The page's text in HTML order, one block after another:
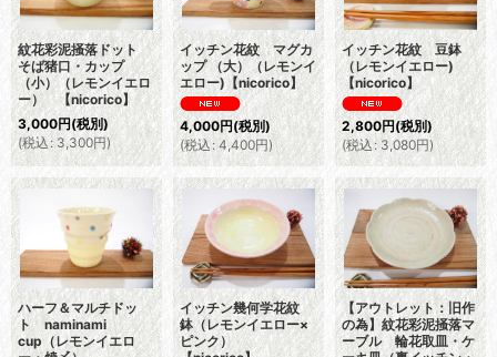
紋花彩泥掻落ドット
そば猪口・カップ
（小）（レモンイエロ
ー） 【nicorico】
3,000円(税別)
(税込 : 3,300円)
イッチン花紋 マグカ
ップ （大）（レモンイ
エロー)【nicorico】
4,000円(税別)
(税込 : 4,400円)
イッチン花紋 豆鉢
（レモンイエロー)
【nicorico】
2,800円(税別)
(税込: 3,080円)
ハーフ＆マルチドッ
ト naminami
cup（レモンイエロ
イッチン幾何学花紋
鉢（レモンイエロー×
ピンク）
【アウトレット：旧作
の為】紋花彩泥掻落マ
ーブル 輪花取皿・ケ